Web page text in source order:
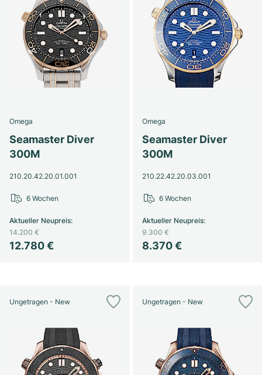
Omega
Seamaster Diver
300M
210.20.42.20.01.001
12.780 €
Aktueller Neupreis:
14.200 €
6 Wochen
Omega
Seamaster Diver
300M
210.22.42.20.03.001
8.370 €
Aktueller Neupreis:
9.300 €
6 Wochen
Ungetragen - New Ungetragen - New